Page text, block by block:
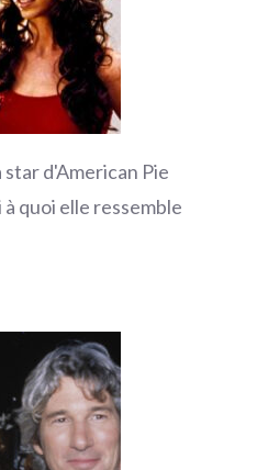
star d'American Pie
quoi elle ressemble